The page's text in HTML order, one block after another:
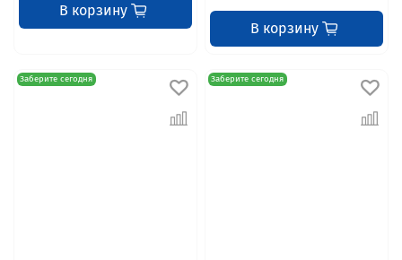
В корзину
В корзину
Заберите сегодня Заберите сегодня